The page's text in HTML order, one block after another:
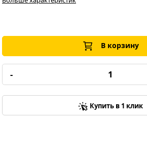
В корзину
-
Купить в 1 клик